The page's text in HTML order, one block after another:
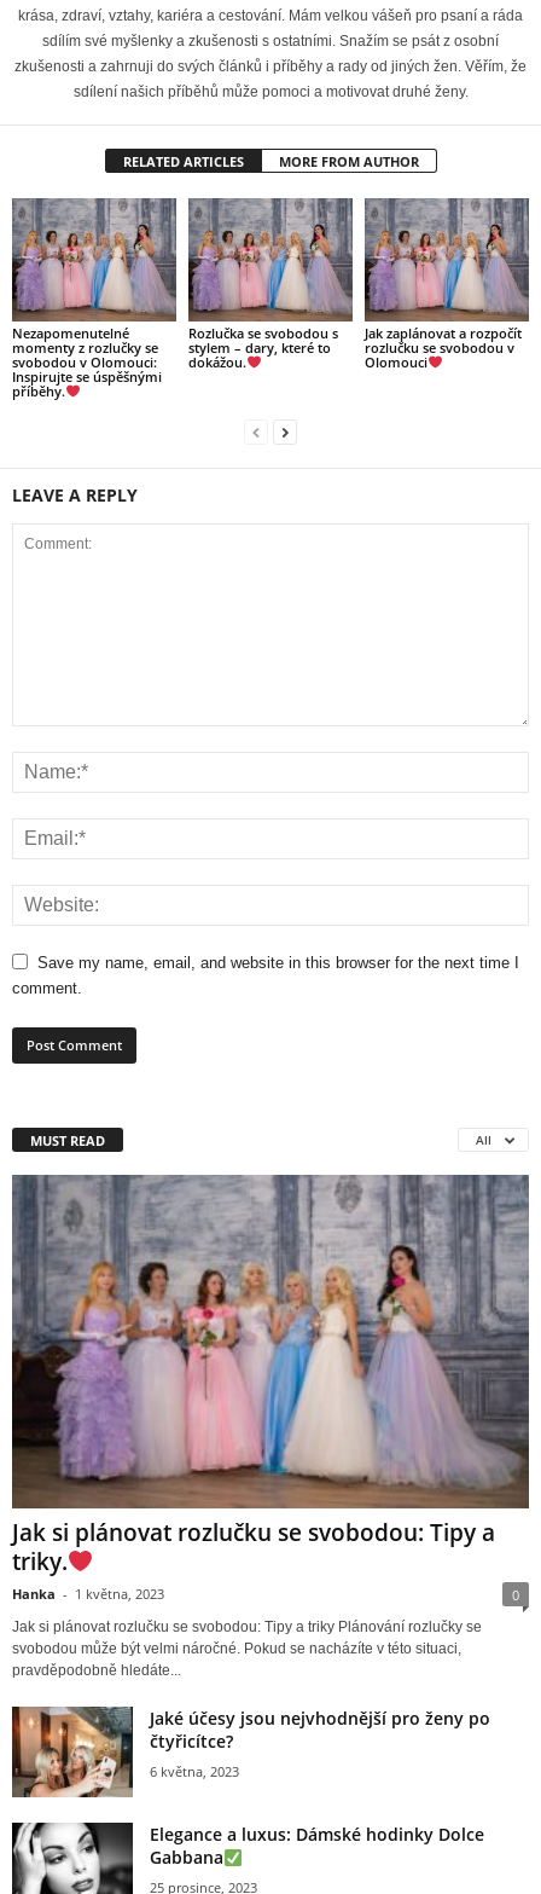
krása, zdraví, vztahy, kariéra a cestování. Mám velkou vášeň pro psaní a ráda
sdílím své myšlenky a zkušenosti s ostatními. Snažím se psát z osobní
zkušenosti a zahrnuji do svých článků i příběhy a rady od jiných žen. Věřím, že
sdílení našich příběhů může pomoci a motivovat druhé ženy.
RELATED ARTICLES MORE FROM AUTHOR
Nezapomenutelné
momenty z rozlučky se
svobodou v Olomouci:
Inspirujte se úspěšnými
příběhy.
Rozlučka se svobodou s
stylem – dary, které to
dokážou.
Jak zaplánovat a rozpočít
rozlučku se svobodou v
Olomouci
LEAVE A REPLY
Save my name, email, and website in this browser for the next time I
comment.
MUST READ All
Jak si plánovat rozlučku se svobodou: Tipy a
triky.
Hanka - 1 května, 2023 0
Jak si plánovat rozlučku se svobodou: Tipy a triky Plánování rozlučky se
svobodou může být velmi náročné. Pokud se nacházíte v této situaci,
pravděpodobně hledáte...
Jaké účesy jsou nejvhodnější pro ženy po
čtyřicítce?
6 května, 2023
Elegance a luxus: Dámské hodinky Dolce
Gabbana
25 prosince, 2023